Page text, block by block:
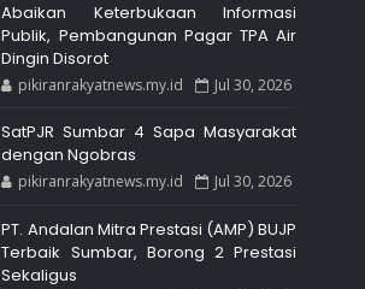
Abaikan Keterbukaan Informasi
Publik, Pembangunan Pagar TPA Air
Dingin Disorot
pikiranrakyatnews.my.id Jul 30, 2026
SatPJR Sumbar 4 Sapa Masyarakat
dengan Ngobras
pikiranrakyatnews.my.id Jul 30, 2026
PT. Andalan Mitra Prestasi (AMP) BUJP
Terbaik Sumbar, Borong 2 Prestasi
Sekaligus